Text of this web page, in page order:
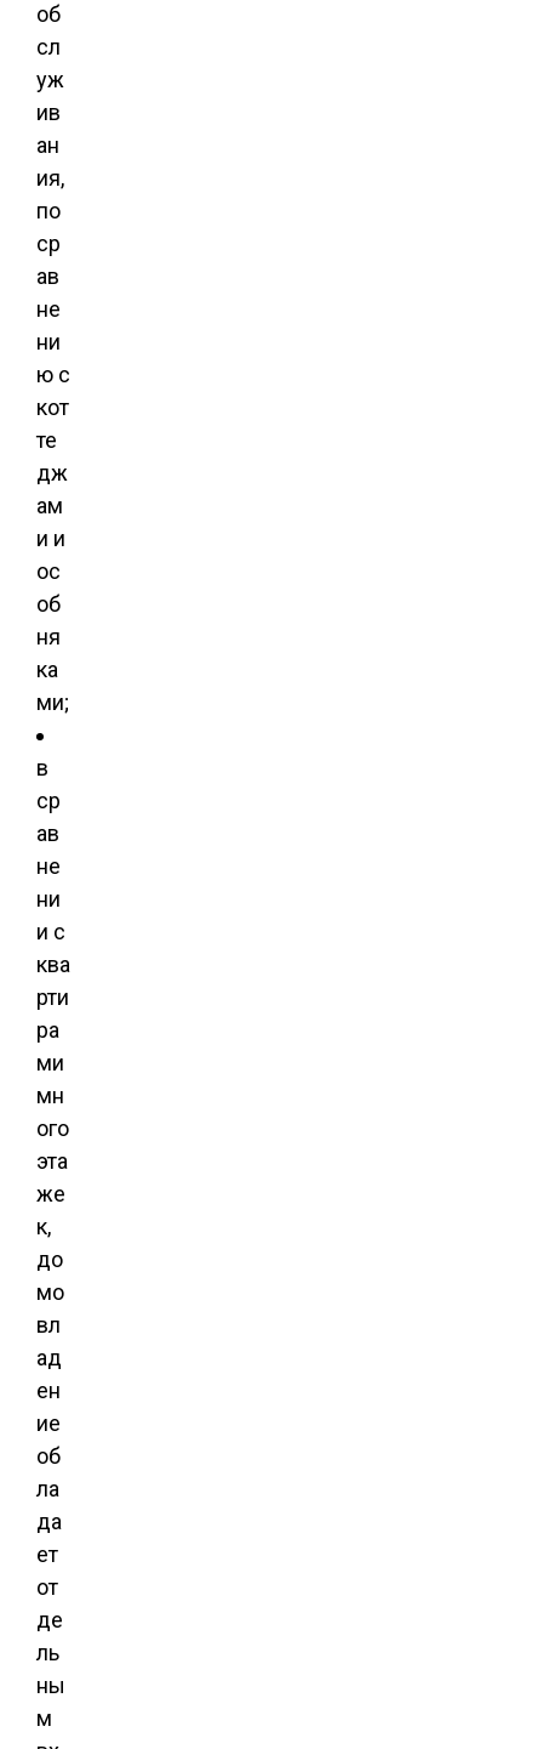
об
сл
уж
ив
ан
ия,
по
ср
ав
не
ни
ю с
кот
те
дж
ам
и и
ос
об
ня
ка
ми;
в
ср
ав
не
ни
и с
ква
рти
ра
ми
мн
ого
эта
же
к,
до
мо
вл
ад
ен
ие
об
ла
да
ет
от
де
ль
ны
м